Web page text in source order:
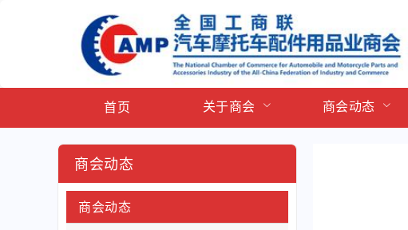
首页 关于商会 商会动态
商会动态
商会动态